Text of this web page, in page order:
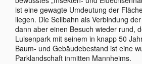
ist eine gewagte Umdeutung der
liegen. Die Seilbahn als Verbindung
dann aber einen Besuch wieder rund,
Luisenpark mit seinem in knapp 50
Baum- und Gebäudebestand ist eine
Parklandschaft inmitten Mannheims.